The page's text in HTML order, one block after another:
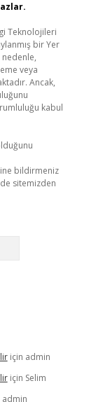
Teknolojileri
bir Yer
nedenle,
veya
Ancak,
kabul
bildirmeniz
sitemizden
için admin
için Selim
admin